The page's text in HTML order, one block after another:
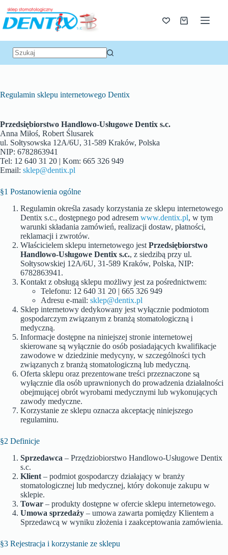
Regulamin sklepu internetowego Dentix
Przedsiębiorstwo Handlowo-Usługowe Dentix s.c.
Anna Miłoś, Robert Ślusarek
ul. Sołtysowska 12A/6U, 31-589 Kraków, Polska
NIP: 6782863941
Tel: 12 640 31 20 | Kom: 665 326 949
Email: sklep@dentix.pl
§1 Postanowienia ogólne
Regulamin określa zasady korzystania ze sklepu internetowego
Dentix s.c., dostępnego pod adresem www.dentix.pl, w tym
warunki składania zamówień, realizacji dostaw, płatności,
reklamacji i zwrotów.
Właścicielem sklepu internetowego jest Przedsiębiorstwo
Handlowo-Usługowe Dentix s.c., z siedzibą przy ul.
Sołtysowskiej 12A/6U, 31-589 Kraków, Polska, NIP:
6782863941.
Kontakt z obsługą sklepu możliwy jest za pośrednictwem:
Telefonu: 12 640 31 20 | 665 326 949
Adresu e-mail: sklep@dentix.pl
Sklep internetowy dedykowany jest wyłącznie podmiotom
gospodarczym związanym z branżą stomatologiczną i
medyczną.
Informacje dostępne na niniejszej stronie internetowej
skierowane są wyłącznie do osób posiadających kwalifikacje
zawodowe w dziedzinie medycyny, w szczególności tych
związanych z branżą stomatologiczną lub medyczną.
Oferta sklepu oraz prezentowane treści przeznaczone są
wyłącznie dla osób uprawnionych do prowadzenia działalności
obejmującej obrót wyrobami medycznymi lub wykonujących
zawody medyczne.
Korzystanie ze sklepu oznacza akceptację niniejszego
regulaminu.
§2 Definicje
Sprzedawca – Przędziobiorstwo Handlowo-Usługowe Dentix
s.c.
Klient – podmiot gospodarczy działający w branży
stomatologicznej lub medycznej, który dokonuje zakupu w
sklepie.
Towar – produkty dostępne w ofercie sklepu internetowego.
Umowa sprzedaży – umowa zawarta pomiędzy Klientem a
Sprzedawcą w wyniku złożenia i zaakceptowania zamówienia.
§3 Rejestracja i korzystanie ze sklepu